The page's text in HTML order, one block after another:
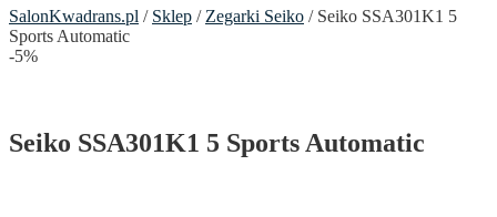
SalonKwadrans.pl / Sklep / Zegarki Seiko / Seiko SSA301K1 5
Sports Automatic
-5%
Seiko SSA301K1 5 Sports Automatic